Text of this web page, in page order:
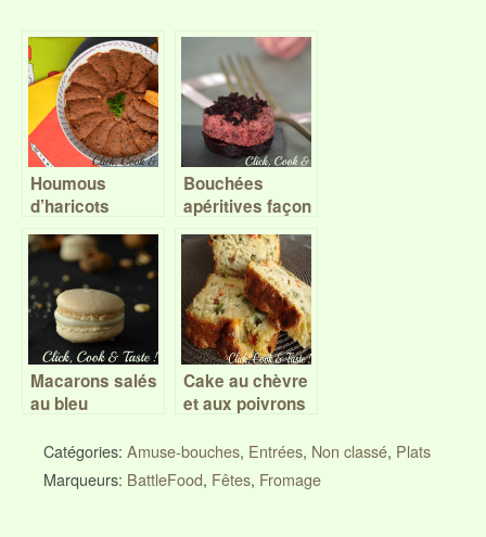
Houmous
d’haricots
rouges au
paprika – Battle
Food #43
Bouchées
apéritives façon
cheesecake,
betterave et
chèvre – Battle
Food #36
Macarons salés
au bleu
aux noix –
Battle Food #25
Cake au chèvre
et aux poivrons
Catégories: Amuse-bouches, Entrées, Non classé, Plats
Marqueurs: BattleFood, Fêtes, Fromage